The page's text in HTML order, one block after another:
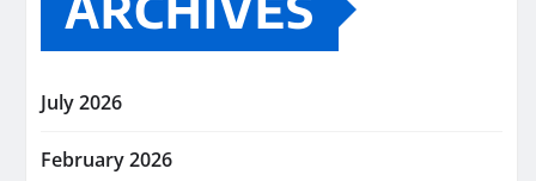
July 2026
February 2026